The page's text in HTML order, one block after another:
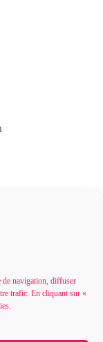
de navigation, diffuser
trafic. En cliquant sur «